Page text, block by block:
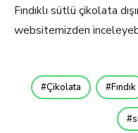
Fındıklı sütlü çikolata
websitemizden
Çikolata Fındık